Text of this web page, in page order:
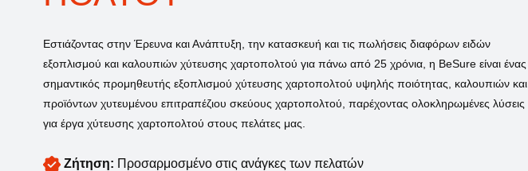
Εστιάζοντας στην Έρευνα και Ανάπτυξη, την κατασκευή και τις πωλήσεις διαφόρων ειδών
εξοπλισμού και καλουπιών χύτευσης χαρτοπολτού για πάνω από 25 χρόνια, η BeSure είναι ένας
σημαντικός προμηθευτής εξοπλισμού χύτευσης χαρτοπολτού υψηλής ποιότητας, καλουπιών και
προϊόντων χυτευμένου επιτραπέζιου σκεύους χαρτοπολτού, παρέχοντας ολοκληρωμένες λύσεις
για έργα χύτευσης χαρτοπολτού στους πελάτες μας.
Ζήτηση: Προσαρμοσμένο στις ανάγκες των πελατών